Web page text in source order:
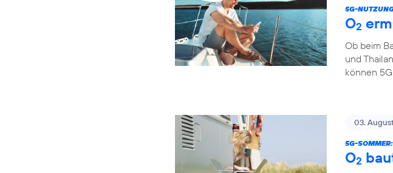
5G-
O2
Ob beim
und
können
03.
5G-SOMMER:
O2